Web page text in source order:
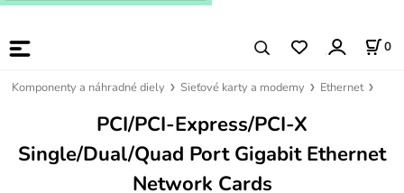
0
Komponenty a náhradné diely Sieťové karty a modemy Ethernet
PCI/PCI-Express/PCI-X
Single/Dual/Quad Port Gigabit Ethernet
Network Cards